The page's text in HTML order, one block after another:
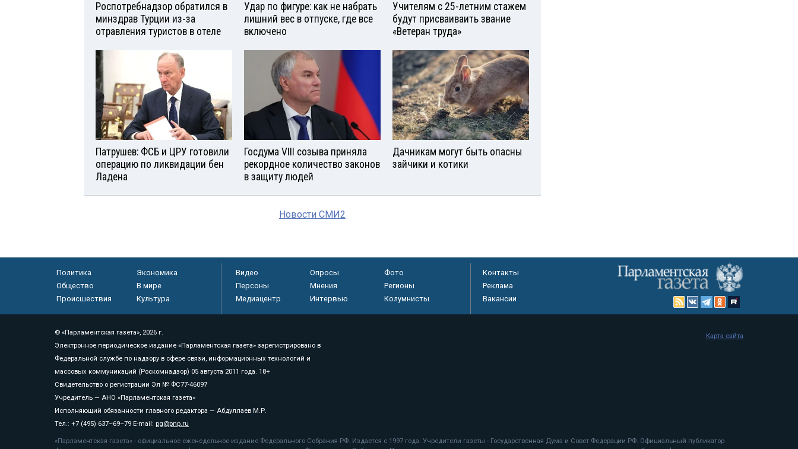
Роспотребнадзор обратился в
минздрав Турции из-за
отравления туристов в отеле
Удар по фигуре: как не набрать
лишний вес в отпуске, где все
включено
Учителям с 25-летним стажем
будут присваиваить звание
«Ветеран труда»
Патрушев: ФСБ и ЦРУ готовили
операцию по ликвидации бен
Ладена
Госдума VIII созыва приняла
рекордное количество законов
в защиту людей
Дачникам могут быть опасны
зайчики и котики
Новости СМИ2
Политика
Экономика
Общество
В мире
Происшествия
Культура
Видео Опросы
Фото
Персоны
Мнения
Регионы
Медиацентр
Интервью Колумнисты
Контакты
Реклама
Вакансии
© «Парламентская газета», 2026 г.
Электронное периодическое издание «Парламентская газета» зарегистрировано в
Федеральной службе по надзору в сфере связи, информационных технологий и
массовых коммуникаций (Роскомнадзор) 05 августа 2011 года. 18+
Свидетельство о регистрации Эл № ФС77-46097
Учредитель — АНО «Парламентская газета»
Исполняющий обязанности главного редактора — Абдуллаев М.Р.
Тел.: +7 (495) 637–69–79 E-mail: pg@pnp.ru
«Парламентская газета» - официальное еженедельное издание Федерального Собрания РФ. Издается с 1997 года. Учредители газеты - Государственная Дума и Совет Федерации РФ. Официальный публикатор
Карта сайта